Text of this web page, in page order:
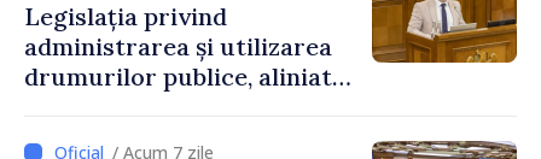
Legislația privind
administrarea și utilizarea
drumurilor publice, aliniată
/ Acum 7 zile